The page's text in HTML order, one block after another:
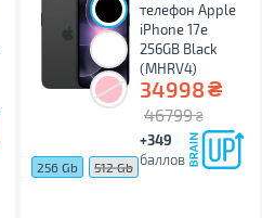
телефон Apple
iPhone 17e
256GB Black
(MHRV4)
34998₴
46799 ₴
+349
баллов
256 Gb 512 Gb